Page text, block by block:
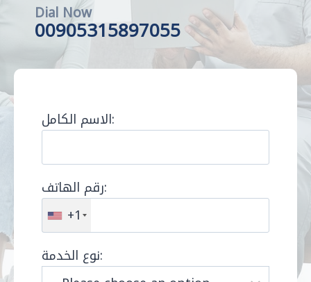
Dial Now
00905315897055
الاسم الكامل:
رقم الهاتف:
+1
نوع الخدمة: